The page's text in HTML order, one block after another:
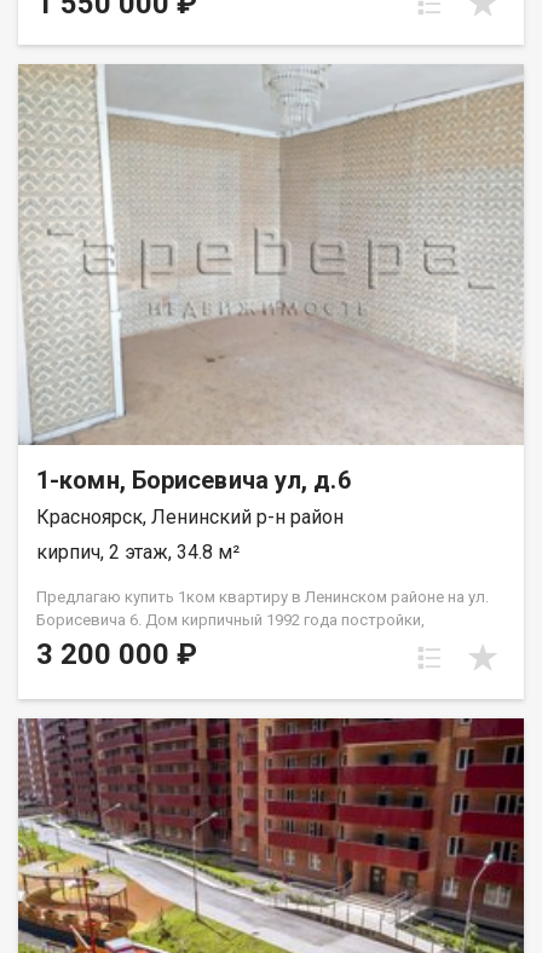
не требует вложений, «заходи и живи». В шаговой
собственник, материнский капитал при покупке не
использовался, чистая продажа, цена 1550 т.р.
1-комн, Борисевича ул, д.6
Красноярск, Ленинский р-н район
кирпич, 2 этаж, 34.8 м²
Предлагаю купить 1ком квартиру в Ленинском районе на ул.
Борисевича 6. Дом кирпичный 1992 года постройки,
просторная комната, санузел раздельный, большая лоджия,
широкие подоконники. Квартира просторная, светлая и очень
закрытого типа, внутри хорошая детская площадка и
площадка для отдыха. Все очень чистенькое и по домашнему!
Инфраструктура: Удачное расположение дома, в шаговой
доступности школа № 148 и детский сад, остановки
общественного транспорта и все необходимое для
комфортного проживания. Условия продажи: Документы
проверены и готовы к сделке! Показ по договоренности.
3 200 000 ₽